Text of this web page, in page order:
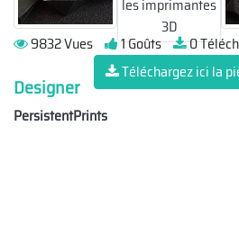
9832 Vues 1 Goûts
0
Téléchargez ici la
Designer
PersistentPrints